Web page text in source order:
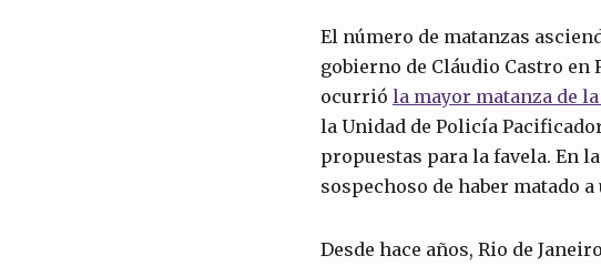
El número de matanzas
gobierno de Cláudio Castro en
ocurrió la mayor matanza de
la Unidad de Policía
propuestas para la favela. En
sospechoso de haber matado
Desde hace años, Rio de